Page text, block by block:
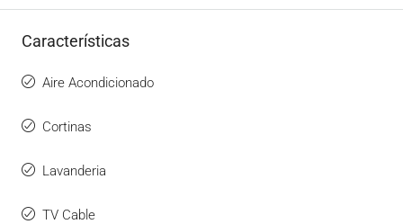
Características
Aire Acondicionado
Cortinas
Lavanderia
TV Cable